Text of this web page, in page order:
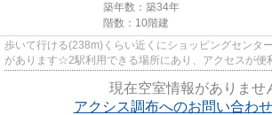
築年数：築34年
階数：10階建
歩いて行ける(238m)くらい近くにショッピングセンタ
があります☆2駅利用できる場所にあり、アクセスが
現在空室情報がありませ
アクシス調布へのお問い合わ